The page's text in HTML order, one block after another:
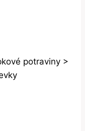
potraviny >